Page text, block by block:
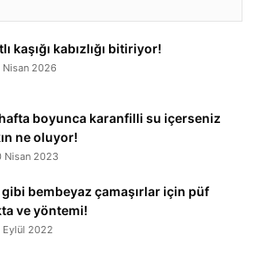
kaşığı kabızlığı bitiriyor!
Nisan 2026
boyunca karanfilli su içerseniz
ne oluyor!
Nisan 2023
gibi bembeyaz çamaşırlar için püf
ve yöntemi!
Eylül 2022